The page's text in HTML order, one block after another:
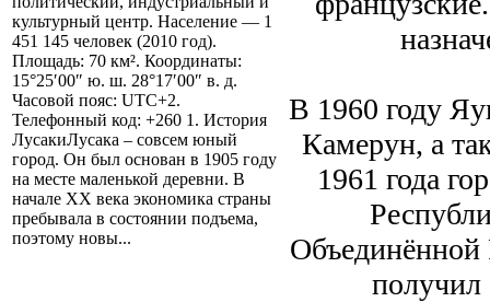
культурный центр. Население — 1
451 145 человек (2010 год).
Площадь: 70 км². Координаты:
15°25′00″ ю. ш. 28°17′00″ в. д.
Часовой пояс: UTC+2.
Телефонный код: +260 1. История
ЛусакиЛусака – совсем юный
город. Он был основан в 1905 году
на месте маленькой деревни. В
начале ХХ века экономика страны
пребывала в состоянии подъема,
поэтому новы...
В 1960 году
Камерун, а
1961 года
Объединённой
получил